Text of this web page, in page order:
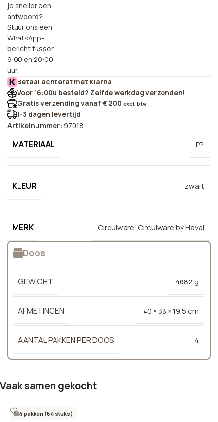
je sneller een
antwoord?
Stuur ons een
WhatsApp-
bericht tussen
9:00 en 20:00
uur.
Betaal achteraf met Klarna
Voor 16:00u besteld? Zelfde werkdag verzonden!
Gratis verzending vanaf € 200 excl. btw
1-3 dagen levertijd
Artikelnummer: 97018
MATERIAAL PP,
KLEUR zwart
MERK Circulware, Circulware by Haval
Doos
GEWICHT 4682 g
AFMETINGEN 40 × 38 × 19,5 cm
AANTAL PAKKEN PER DOOS 4
Vaak samen gekocht
4 pakken (64 stuks)